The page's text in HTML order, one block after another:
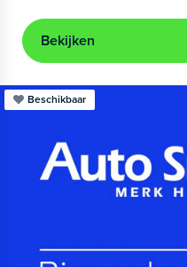
Bekijken
Beschikbaar